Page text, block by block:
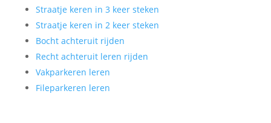
Straatje keren in 3 keer steken
Straatje keren in 2 keer steken
Bocht achteruit rijden
Recht achteruit leren rijden
Vakparkeren leren
Fileparkeren leren